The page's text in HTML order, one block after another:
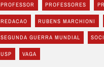
PROFESSOR PROFESSORES
REDACAO RUBENS MARCHIONI
SEGUNDA GUERRA MUNDIAL
USP VAGA